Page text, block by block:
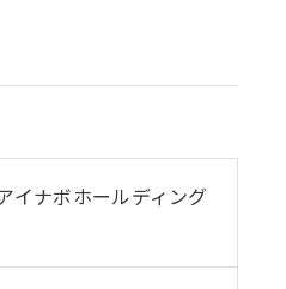
イナボホールディング